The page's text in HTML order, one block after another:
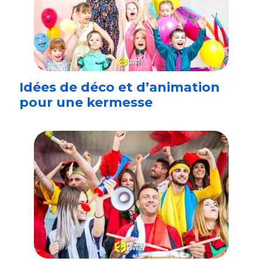
Idées de déco et d’animation
pour une kermesse